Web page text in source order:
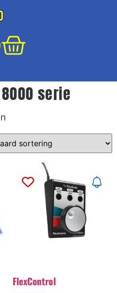
serie
FlexControl